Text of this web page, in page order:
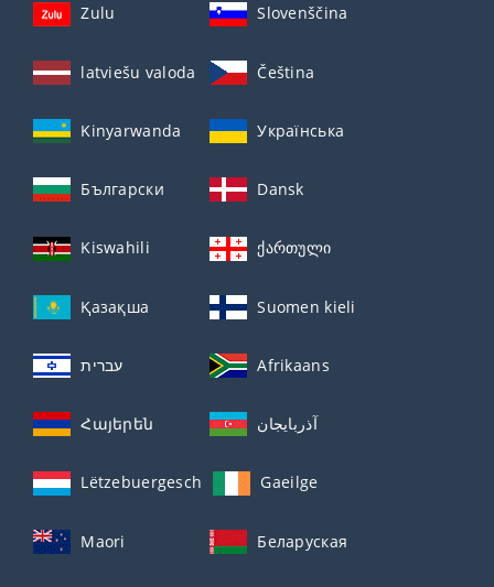
Zulu Slovenščina
latviešu valoda Čeština
Kinyarwanda Українська
Български Dansk
Kiswahili ქართული
Қазақша Suomen kieli
עברית Afrikaans
Հայերեն آذربايجان
Lëtzebuergesch Gaeilge
Maori Беларуская